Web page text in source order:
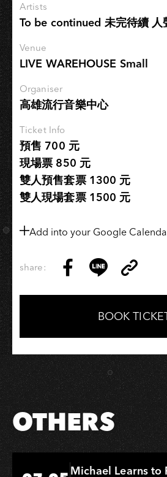
Just
yourself
人
聲
唱
會
Artists
To be continued 未完待續 人
Venue
LIVE WAREHOUSE Small
Organiser
高雄流行音樂中心
Ticket Info
預售 700 元
現場票 850 元
雙人預售套票 1300 元
雙人現場套票 1500 元
Add into your Google
share:
on
Facebook
on
LINE
Link
Copy
BOOK
OTHERS
Hi-Ing Music Hall
Michael Learns to